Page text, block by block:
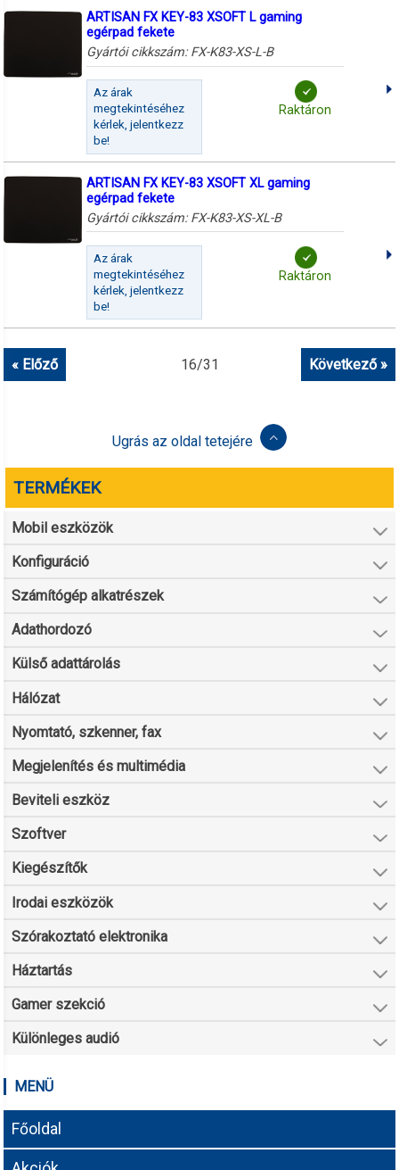
ARTISAN FX KEY-83 XSOFT L gaming
egérpad fekete
Gyártói cikkszám: FX-K83-XS-L-B
Az árak
megtekintéséhez
kérlek, jelentkezz
be!
Raktáron
ARTISAN FX KEY-83 XSOFT XL gaming
egérpad fekete
Gyártói cikkszám: FX-K83-XS-XL-B
Az árak
megtekintéséhez
kérlek, jelentkezz
be!
Raktáron
16/31
« Előző Következő »
Ugrás az oldal tetejére
TERMÉKEK
Mobil eszközök
Konfiguráció
Számítógép alkatrészek
Adathordozó
Külső adattárolás
Hálózat
Nyomtató, szkenner, fax
Megjelenítés és multimédia
Beviteli eszköz
Szoftver
Kiegészítők
Irodai eszközök
Szórakoztató elektronika
Háztartás
Gamer szekció
Különleges audió
MENÜ
Főoldal